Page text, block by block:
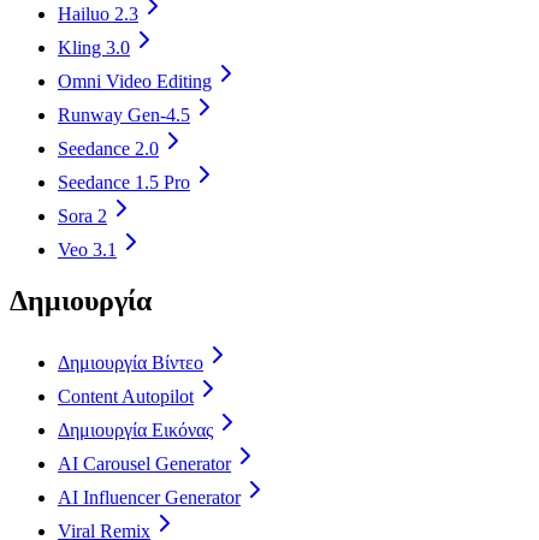
Hailuo 2.3
Kling 3.0
Omni Video Editing
Runway Gen-4.5
Seedance 2.0
Seedance 1.5 Pro
Sora 2
Veo 3.1
Δημιουργία
Δημιουργία Βίντεο
Content Autopilot
Δημιουργία Εικόνας
AI Carousel Generator
AI Influencer Generator
Viral Remix